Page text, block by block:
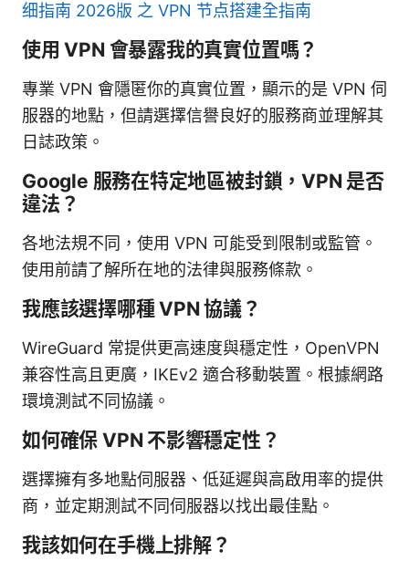
细指南 2026版 之 VPN 节点搭建全指南
使用 VPN 會暴露我的真實位置嗎？
專業 VPN 會隱匿你的真實位置，顯示的是 VPN 伺
服器的地點，但請選擇信譽良好的服務商並理解其
日誌政策。
Google 服務在特定地區被封鎖，VPN 是否
違法？
各地法規不同，使用 VPN 可能受到限制或監管。
使用前請了解所在地的法律與服務條款。
我應該選擇哪種 VPN 協議？
WireGuard 常提供更高速度與穩定性，OpenVPN
兼容性高且更廣，IKEv2 適合移動裝置。根據網路
環境測試不同協議。
如何確保 VPN 不影響穩定性？
選擇擁有多地點伺服器、低延遲與高啟用率的提供
商，並定期測試不同伺服器以找出最佳點。
我該如何在手機上排解？